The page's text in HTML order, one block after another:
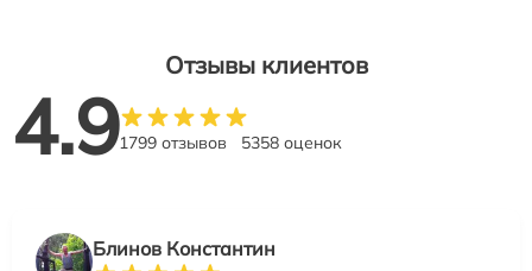
Отзывы клиентов
4.91799 отзывов 5358 оценок
Блинов Константин